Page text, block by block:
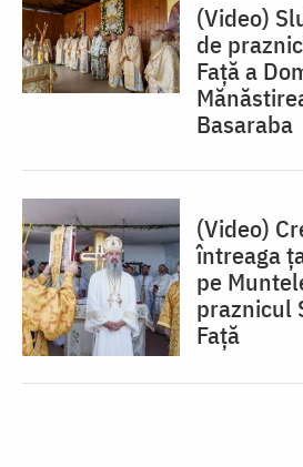
(Video)
de
Față a
Basaraba
(Video)
întreaga
pe
praznicul
Față